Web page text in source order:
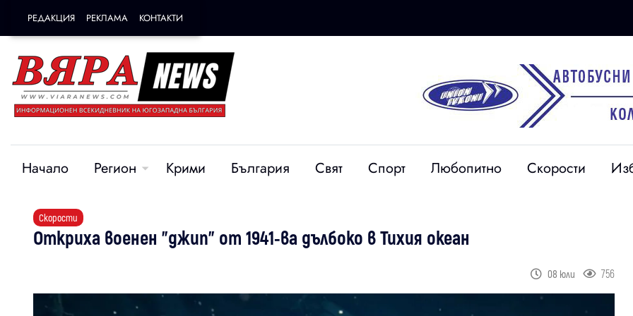
РЕДАКЦИЯ РЕКЛАМА КОНТАКТИ
Начало Регион Крими България Свят Спорт Любопитно Скорости
Скорости
Откриха военен "джип" от 1941-ва дълбоко в Тихия океан
08 юли 756